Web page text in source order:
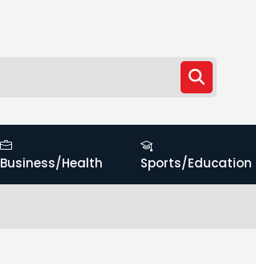
Business/Health Sports/Education